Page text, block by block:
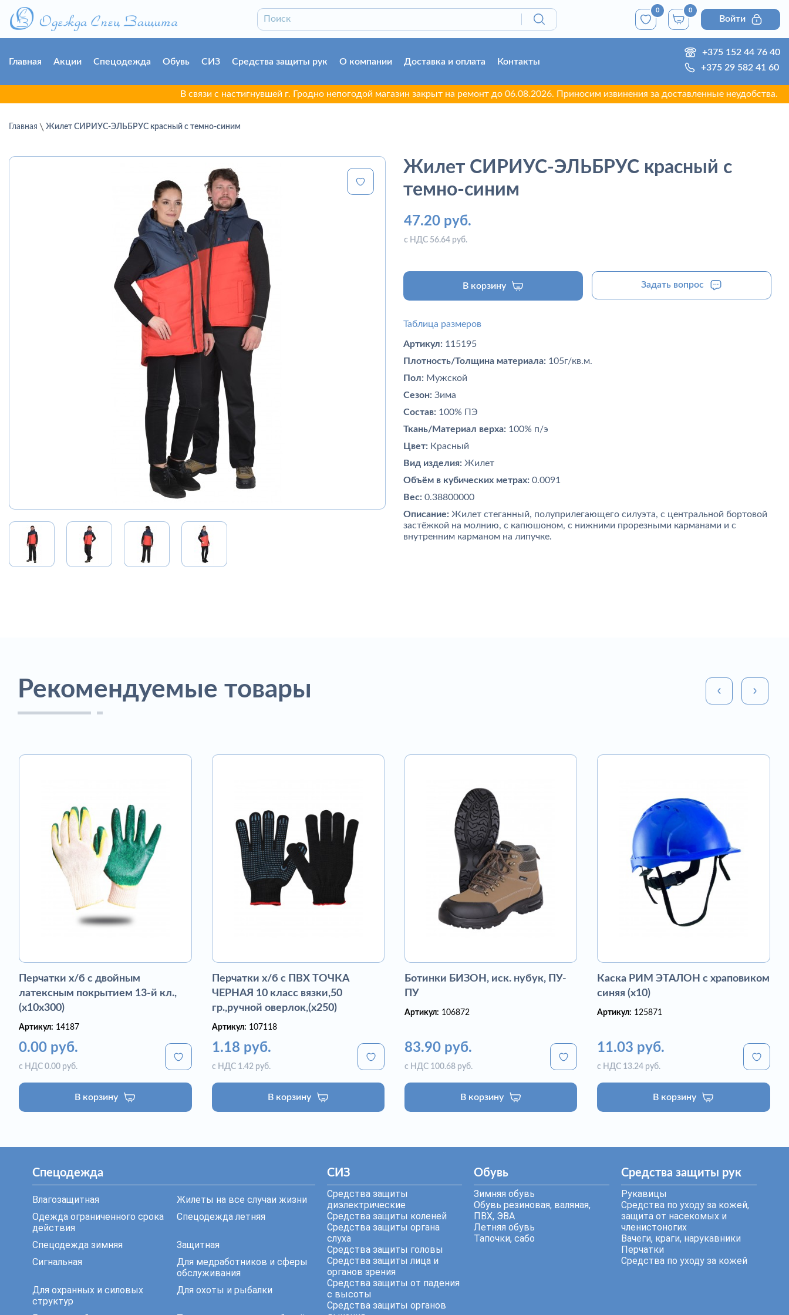
0 0
Войти
Главная Акции Спецодежда Обувь СИЗ Средства защиты рук О компании Доставка и оплата Контакты
+375 152 44 76 40
+375 29 582 41 60
В связи с настигнувшей г. Гродно непогодой магазин закрыт на ремонт до 06.08.2026. Приносим извинения за доставленные неудобства.
Главная Жилет СИРИУС-ЭЛЬБРУС красный с темно-синим
Жилет СИРИУС-ЭЛЬБРУС красный с
темно-синим
47.20 руб.
с НДС 56.64 руб.
В корзину Задать вопрос
Таблица размеров
Артикул: 115195
Плотность/Толщина материала: 105г/кв.м.
Пол: Мужской
Сезон: Зима
Состав: 100% ПЭ
Ткань/Материал верха: 100% п/э
Цвет: Красный
Вид изделия: Жилет
Объём в кубических метрах: 0.0091
Вес: 0.38800000
Описание: Жилет стеганный, полуприлегающего силуэта, с центральной бортовой
застёжкой на молнию, с капюшоном, с нижними прорезными карманами и с
внутренним карманом на липучке.
Рекомендуемые товары
Перчатки х/б с двойным
латексным покрытием 13-й кл.,
(х10х300)
Артикул: 14187
0.00 руб.
с НДС 0.00 руб.
В корзину
Перчатки х/б с ПВХ ТОЧКА
ЧЕРНАЯ 10 класс вязки,50
гр.,ручной оверлок,(х250)
Артикул: 107118
1.18 руб.
с НДС 1.42 руб.
В корзину
Ботинки БИЗОН, иск. нубук, ПУ-
ПУ
Артикул: 106872
83.90 руб.
с НДС 100.68 руб.
В корзину
Каска РИМ ЭТАЛОН с храповиком
синяя (х10)
Артикул: 125871
11.03 руб.
с НДС 13.24 руб.
В корзину
Спецодежда
Влагозащитная
Жилеты на все случаи жизни
Одежда ограниченного срока
действия
Спецодежда летняя
Спецодежда зимняя
Защитная
Сигнальная
Для медработников и сферы
обслуживания
Для охранных и силовых
структур
Для охоты и рыбалки
СИЗ
Средства защиты
диэлектрические
Средства защиты коленей
Средства защиты органа
слуха
Средства защиты головы
Средства защиты лица и
органов зрения
Средства защиты от падения
с высоты
Средства защиты органов
Обувь
Зимняя обувь
Обувь резиновая, валяная,
ПВХ, ЭВА
Летняя обувь
Тапочки, сабо
Средства защиты рук
Рукавицы
Средства по уходу за кожей,
защита от насекомых и
членистоногих
Вачеги, краги, нарукавники
Перчатки
Средства по уходу за кожей